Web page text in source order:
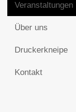
Veranstaltungen
Über uns
Druckerkneipe
Kontakt